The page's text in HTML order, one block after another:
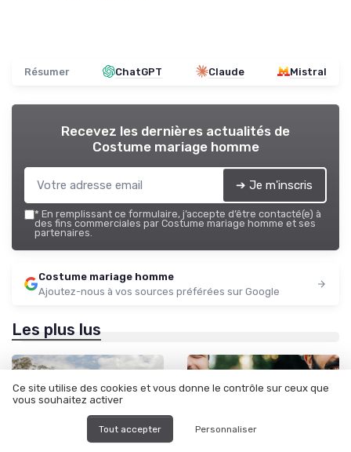
Résumer ChatGPT Claude Mistral
Recevez les dernières actualités de
Costume mariage homme
➔ Je m'inscris
* En remplissant ce formulaire, j’accepte d’être contacté(e) à
des fins commerciales par Costume mariage homme et ses
partenaires.
Costume mariage homme
Ajoutez-nous à vos sources préférées sur Google
Les plus lus
Ce site utilise des cookies et vous donne le contrôle sur ceux que
vous souhaitez activer
Tout accepter Personnaliser